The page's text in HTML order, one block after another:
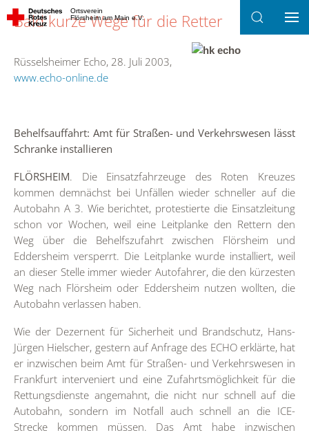
Ortsverein
Flörsheim am Main e.V.
Bald kurze Wege für die Retter
Rüsselsheimer Echo, 28. Juli 2003,
www.echo-online.de
Behelfsauffahrt: Amt für Straßen- und Verkehrswesen lässt
Schranke installieren
FLÖRSHEIM. Die Einsatzfahrzeuge des Roten Kreuzes
kommen demnächst bei Unfällen wieder schneller auf die
Autobahn A 3. Wie berichtet, protestierte die Einsatzleitung
schon vor Wochen, weil eine Leitplanke den Rettern den
Weg über die Behelfszufahrt zwischen Flörsheim und
Eddersheim versperrt. Die Leitplanke wurde installiert, weil
an dieser Stelle immer wieder Autofahrer, die den kürzesten
Weg nach Flörsheim oder Eddersheim nutzen wollten, die
Autobahn verlassen haben.
Wie der Dezernent für Sicherheit und Brandschutz, Hans-
Jürgen Hielscher, gestern auf Anfrage des ECHO erklärte, hat
er inzwischen beim Amt für Straßen- und Verkehrswesen in
Frankfurt interveniert und eine Zufahrtsmöglichkeit für die
Rettungsdienste angemahnt, die nicht nur schnell auf die
Autobahn, sondern im Notfall auch schnell an die ICE-
Strecke kommen müssen. Das Amt habe inzwischen